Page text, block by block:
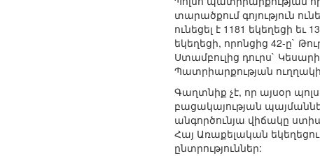
տարածքում գոյություն
ունեցել է 1181 եկեղեցի
եկեղեցի, որոնցից 42-ը`
Ստամբուլից դուրս`
Պատրիարքության
Գաղտնիք չէ, որ այսօր
բացակայության
անգործունյա վիճակը
Հայ Առաքելական
ընտրություններ: